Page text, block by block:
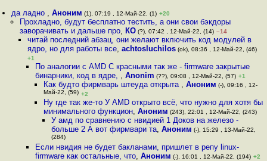
да ладно ,Аноним (1), 07:19 , 12-Май-22, (1) +20
Прохладно, будут бесплатно тестить, а они свои бэкдоры
заворачивать и дальше про, КО(?), 07:42 , 12-Май-22, (14) –14
читай последний абзац, они желают включить код модулей в
ядро, но для работы все, achtosluchilos(ok), 08:36 , 12-Май-22, (46)
+1
По аналогии с AMD С красными так же - firmware закрытые
бинарники, код в ядре, ,Anonim (??), 09:08 , 12-Май-22, (57) +1
Как будто фирмварь штеуда открыта , Аноним (-), 09:16 , 12-
Май-22, (59) +2
Ну где так же-то У AMD открыто всё, что нужно для хотя бы
минимального функцион, Аноним (243), 22:01 , 12-Май-22, (243)
У амд по сравнению с нвидией 1 Доков на железо -
больше 2 А вот фирмвари та, Аноним (-), 15:29 , 13-Май-22,
(284)
Если нвидия не будет бакланами, пришлет в репу linux-
firmware как остальные, что,Аноним (-), 16:01 , 12-Май-22, (194) +2